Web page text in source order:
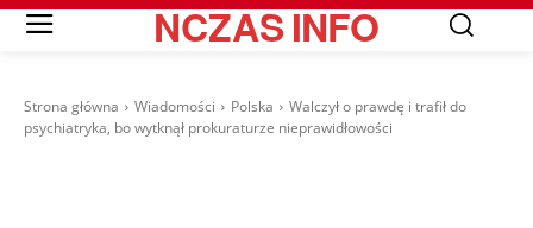
NCZASINFO
Strona główna Wiadomości Polska
Walczył o prawdę i trafił do
psychiatryka, bo wytknął prokuraturze nieprawidłowości